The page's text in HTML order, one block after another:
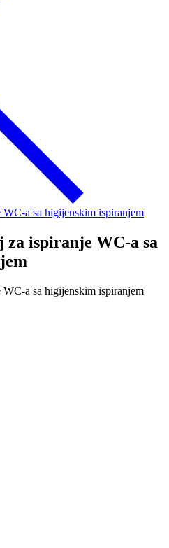
a sa higijenskim ispiranjem
ispiranje WC-a sa
a sa higijenskim ispiranjem